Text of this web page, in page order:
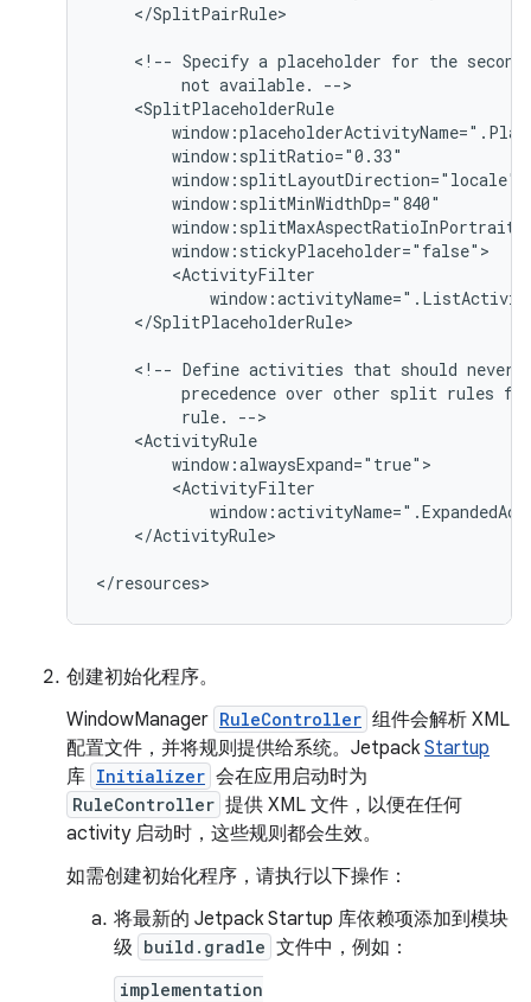
</SplitPairRule>
<!-- Specify a placeholder for the
not available.
</SplitPlaceholderRule>
<!-- Define activities that should never
precedence over other split rules for
rule.
</ActivityRule>
创建初始化程序。
WindowManager RuleController 组件会解析 XML
配置文件，并将规则提供给系统。Jetpack Startup
库 Initializer 会在应用启动时为
RuleController 提供 XML 文件，以便在任何
activity 启动时，这些规则都会生效。
如需创建初始化程序，请执行以下操作：
将最新的 Jetpack Startup 库依赖项添加到模块
级 build.gradle 文件中，例如：
implementation